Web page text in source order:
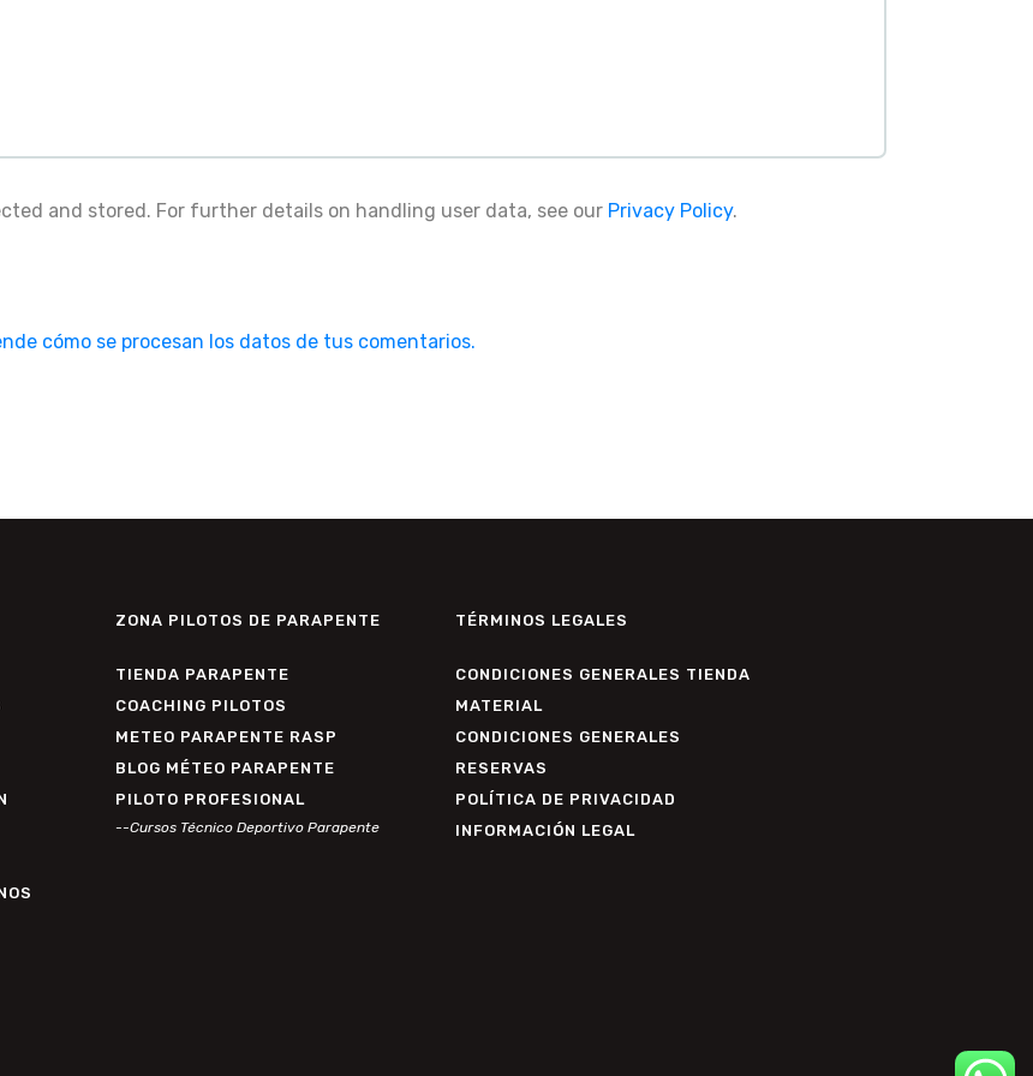
and stored. For further details on handling user data, see our Privacy Policy.
cómo se procesan los datos de tus comentarios.
ZONA PILOTOS DE PARAPENTE
TIENDA PARAPENTE
COACHING PILOTOS
METEO PARAPENTE RASP
BLOG MÉTEO PARAPENTE
PILOTO PROFESIONAL
--Cursos Técnico Deportivo Parapente
TÉRMINOS LEGALES
CONDICIONES GENERALES TIENDA
MATERIAL
CONDICIONES GENERALES
RESERVAS
POLÍTICA DE PRIVACIDAD
INFORMACIÓN LEGAL